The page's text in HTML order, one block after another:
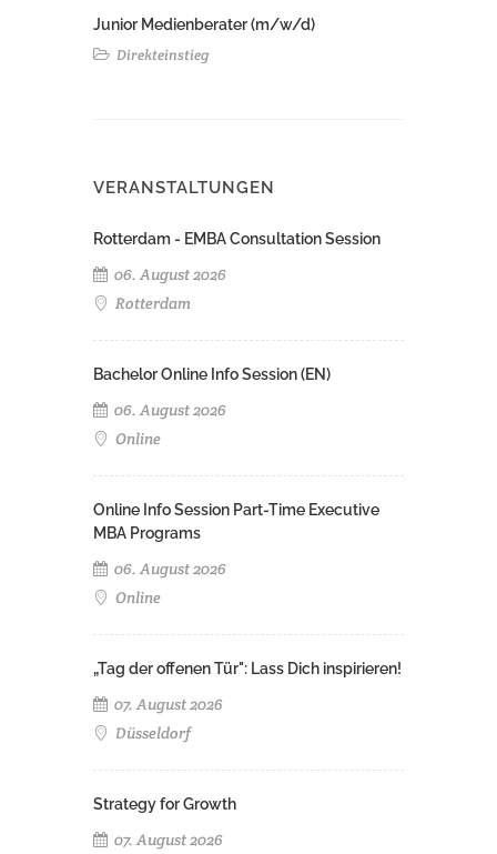
Junior Medienberater (m/w/d)
Direkteinstieg
VERANSTALTUNGEN
Rotterdam - EMBA Consultation Session
06. August 2026
Rotterdam
Bachelor Online Info Session (EN)
06. August 2026
Online
Online Info Session Part-Time Executive
MBA Programs
06. August 2026
Online
„Tag der offenen Tür": Lass Dich inspirieren!
07. August 2026
Düsseldorf
Strategy for Growth
07. August 2026